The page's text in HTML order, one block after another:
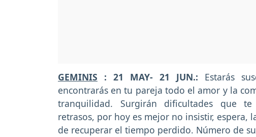
GEMINIS : 21 MAY- 21 JUN.: Estarás
encontrarás en tu pareja todo el amor y la
tranquilidad. Surgirán dificultades que
retrasos, por hoy es mejor no insistir, espera,
de recuperar el tiempo perdido. Número de